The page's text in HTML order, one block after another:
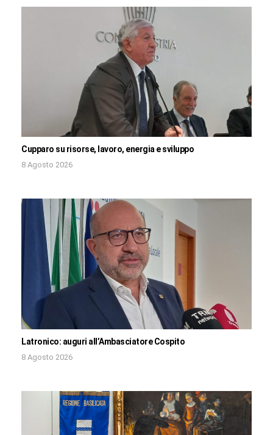
Cupparo su risorse, lavoro, energia e sviluppo
8 Agosto 2026
Latronico: auguri all’Ambasciatore Cospito
8 Agosto 2026